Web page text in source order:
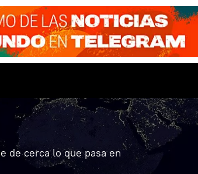
de cerca lo que pasa en